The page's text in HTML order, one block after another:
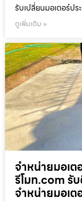
รับเปลี่ยนมอเตอร์ป
ดูเพิ่มเติม »
จำหน่ายมอเต
รีโมท.com รั
จำหน่ายมอเต